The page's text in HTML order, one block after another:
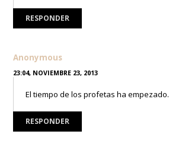
RESPONDER
Anonymous
23:04, NOVIEMBRE 23, 2013
El tiempo de los profetas ha empezado.
RESPONDER